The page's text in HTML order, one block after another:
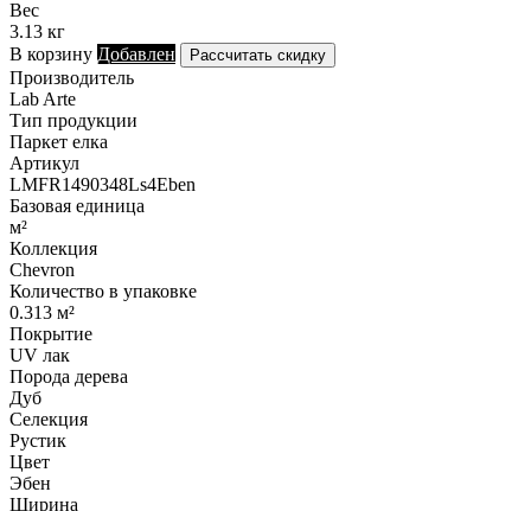
Вес
3.13 кг
В корзину Добавлен Рассчитать скидку
Производитель
Lab Arte
Тип продукции
Паркет елка
Артикул
LMFR1490348Ls4Eben
Базовая единица
м²
Коллекция
Chevron
Количество в упаковке
0.313 м²
Покрытие
UV лак
Порода дерева
Дуб
Селекция
Рустик
Цвет
Эбен
Ширина